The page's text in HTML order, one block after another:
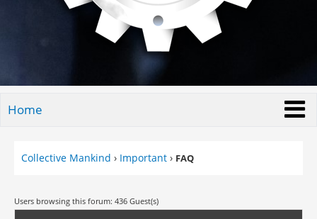
Home
Collective Mankind › Important › FAQ
Users browsing this forum: 436 Guest(s)